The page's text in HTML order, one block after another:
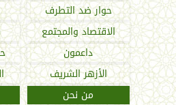
حوار ضد التطرف
الاقتصاد والمجتمع
داعمون
الأزهر الشريف
من نحن